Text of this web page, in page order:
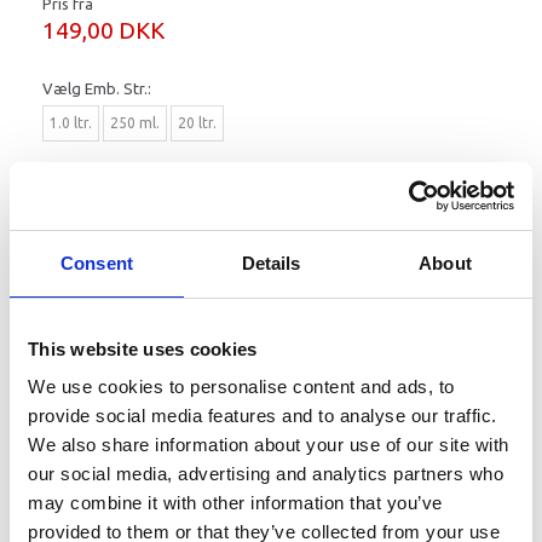
Consent Details About
This website uses cookies
We use cookies to personalise content and ads, to
provide social media features and to analyse our traffic.
We also share information about your use of our site with
our social media, advertising and analytics partners who
may combine it with other information that you’ve
provided to them or that they’ve collected from your use
149,00 DKK
Vælg Emb. Str.:
1.0 ltr. 250 ml. 20 ltr.
Original Yamalube GL4 SAE90 GEAR OIL. Passer til alle Yamaha
Er din motor stadig med fabriksgaranti, så er det yderst vigtigt
uoriginal olie. Denne olie passer stortset også på alle andre
påhængsmotorer.
Tidligere varenummer YMD7301010A3 og YMD7301010A4
Mere information